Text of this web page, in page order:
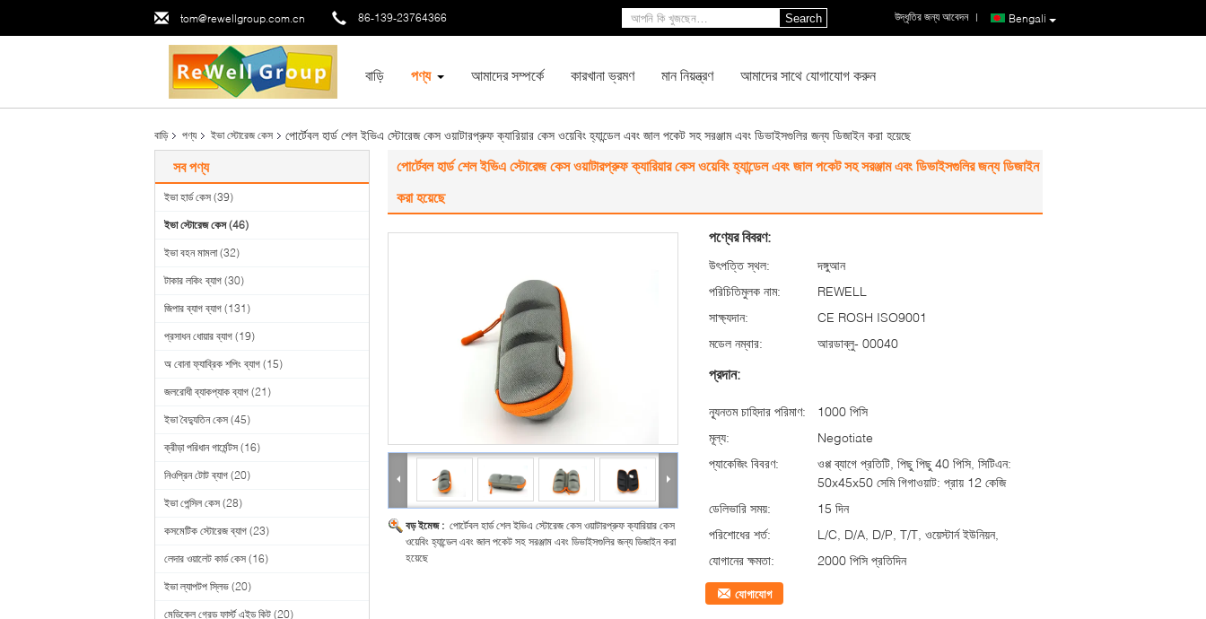
tom@rewellgroup.com.cn 86-139-23764366 Bengali
উদ্ধৃতির জন্য আবেদন |
Search
বাড়ি পণ্য আমাদের সম্পর্কে কারখানা ভ্রমণ মান নিয়ন্ত্রণ আমাদের সাথে যোগাযোগ করুন
বাড়ি পণ্য ইভা স্টোরেজ কেস পোর্টেবল হার্ড শেল ইভিএ স্টোরেজ কেস ওয়াটারপ্রুফ ক্যারিয়ার কেস ওয়েবিং হ্যান্ডেল এবং জাল পকেট সহ সরঞ্জাম এবং ডিভাইসগুলির জন্য ডিজাইন করা হয়েছে
সব পণ্য
ইভা হার্ড কেস (39)
ইভা স্টোরেজ কেস (46)
ইভা বহন মামলা (32)
টাকার লকিং ব্যাগ (30)
জিপার ব্যাগ ব্যাগ (131)
প্রসাধন ধোয়ার ব্যাগ (19)
অ বোনা ফ্যাব্রিক শপিং ব্যাগ (15)
জলরোধী ব্যাকপ্যাক ব্যাগ (21)
ইভা বৈদ্যুতিন কেস (45)
ক্রীড়া পরিধান গার্মেন্টস (16)
নিওপ্রিন টোট ব্যাগ (20)
ইভা পেন্সিল কেস (28)
কসমেটিক স্টোরেজ ব্যাগ (23)
লেদার ওয়ালেট কার্ড কেস (16)
ইভা ল্যাপটপ স্লিভ (20)
মেডিকেল গ্রেড ফার্স্ট এইড কিট (20)
পোর্টেবল হার্ড শেল ইভিএ স্টোরেজ কেস ওয়াটারপ্রুফ ক্যারিয়ার কেস ওয়েবিং হ্যান্ডেল এবং জাল পকেট সহ সরঞ্জাম এবং ডিভাইসগুলির জন্য ডিজাইন
করা হয়েছে
বড় ইমেজ : পোর্টেবল হার্ড শেল ইভিএ স্টোরেজ কেস ওয়াটারপ্রুফ ক্যারিয়ার কেস
ওয়েবিং হ্যান্ডেল এবং জাল পকেট সহ সরঞ্জাম এবং ডিভাইসগুলির জন্য ডিজাইন করা
হয়েছে
পণ্যের বিবরণ:
উৎপত্তি স্থল:
দঙ্গুআন
পরিচিতিমুলক নাম:
REWELL
সাক্ষ্যদান:
CE ROSH ISO9001
মডেল নম্বার:
আরডাব্লু- 00040
প্রদান:
ন্যূনতম চাহিদার পরিমাণ:
1000 পিসি
মূল্য:
Negotiate
প্যাকেজিং বিবরণ:
ওপ্প ব্যাগে প্রতিটি, পিছু পিছু 40 পিসি, সিটিএন:
50x45x50 সেমি গিগাওয়াট: প্রায় 12 কেজি
ডেলিভারি সময়:
15 দিন
পরিশোধের শর্ত:
L/C, D/A, D/P, T/T, ওয়েস্টার্ন ইউনিয়ন,
যোগানের ক্ষমতা:
2000 পিসি প্রতিদিন
যোগাযোগ